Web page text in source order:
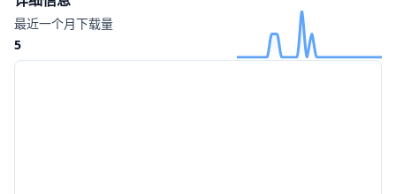
最近一个月下载量
5